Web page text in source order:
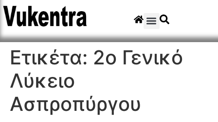
Ετικέτα: 2ο Γενικό
Λύκειο
Ασπροπύργου